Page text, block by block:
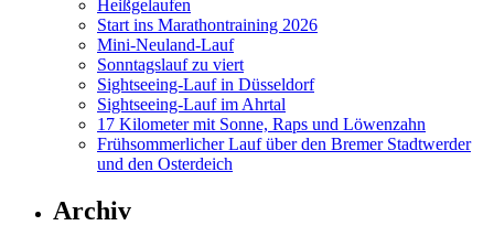
Heißgelaufen
Start ins Marathontraining 2026
Mini-Neuland-Lauf
Sonntagslauf zu viert
Sightseeing-Lauf in Düsseldorf
Sightseeing-Lauf im Ahrtal
17 Kilometer mit Sonne, Raps und Löwenzahn
Frühsommerlicher Lauf über den Bremer Stadtwerder
und den Osterdeich
Archiv